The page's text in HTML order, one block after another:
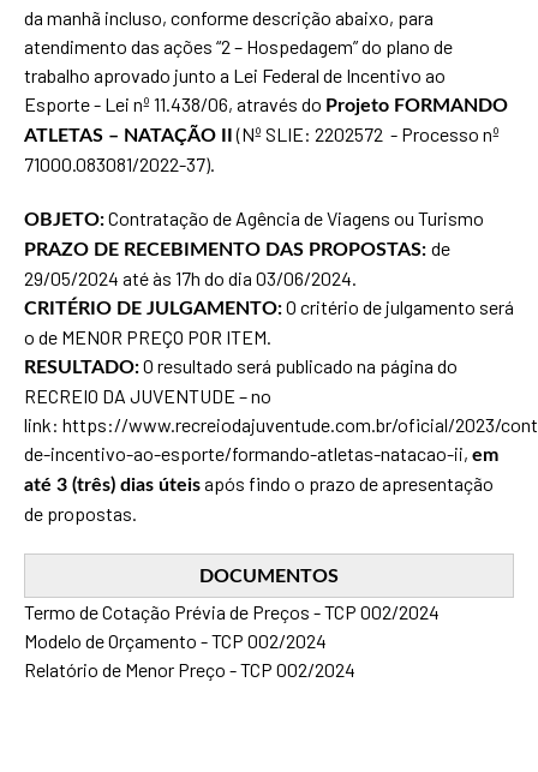
da manhã incluso, conforme descrição abaixo, para
atendimento das ações “2 – Hospedagem” do plano de
trabalho aprovado junto a Lei Federal de Incentivo ao
Esporte - Lei nº 11.438/06, através do Projeto FORMANDO
ATLETAS – NATAÇÃO II
(Nº SLIE: 2202572 - Processo nº
71000.083081/2022-37).
OBJETO:Contratação de Agência de Viagens ou Turismo
PRAZO DE RECEBIMENTO DAS PROPOSTAS: de
29/05/2024 até às 17h do dia 03/06/2024.
CRITÉRIO DE JULGAMENTO:O critério de julgamento será
o de MENOR PREÇO POR ITEM.
RESULTADO:O resultado será publicado na página do
RECREIO DA JUVENTUDE – no
link: https://www.recreiodajuventude.com.br/oficial/2023/
de-incentivo-ao-esporte/formando-atletas-natacao-ii, em
até 3 (três) dias úteisapós findo o prazo de apresentação
de propostas.
DOCUMENTOS
Termo de Cotação Prévia de Preços - TCP 002/2024
Modelo de Orçamento - TCP 002/2024
Relatório de Menor Preço - TCP 002/2024